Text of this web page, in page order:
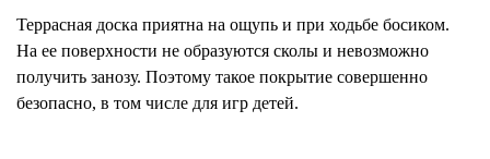
Террасная доска приятна на ощупь и при ходьбе босиком.
На ее поверхности не образуются сколы и невозможно
получить занозу. Поэтому такое покрытие совершенно
безопасно, в том числе для игр детей.